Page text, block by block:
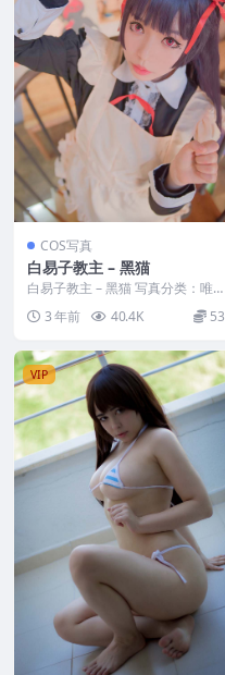
COS写真
白易子教主 – 黑猫
白易子教主 – 黑猫 写真分类：唯
美，参与模特：白易子教主 [套图
大小]：[10...
3 年前 40.4K 53
VIP